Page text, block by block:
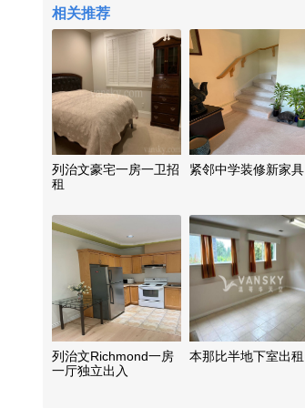
相关推荐
列治文豪宅一房一卫招
租
紧邻中学装修新家具
列治文Richmond一房
一厅独立出入
本那比半地下室出租